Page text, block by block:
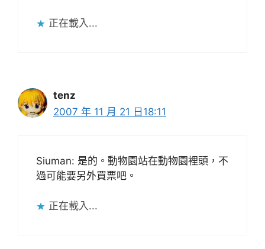
正在載入...
tenz
2007 年 11 月 21 日18:11
Siuman: 是的。動物園站在動物園裡頭，不
過可能要另外買票吧。
正在載入...